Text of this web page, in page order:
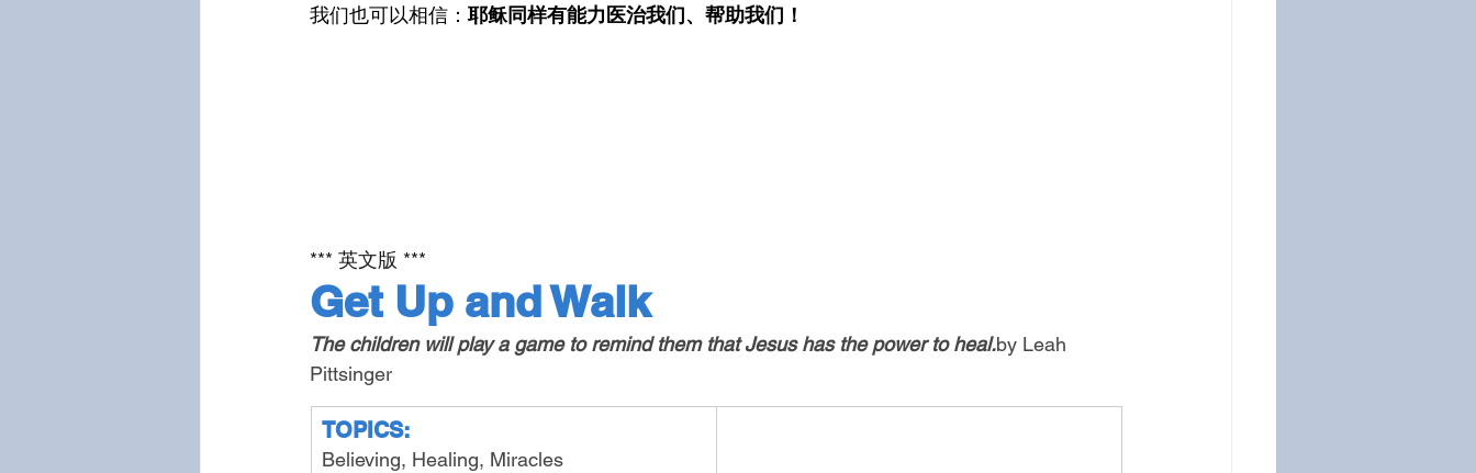
我们也可以相信：耶稣同样有能力医治我们、帮助我们！
*** 英文版 ***
Get Up and Walk
The children will play a game to remind them that Jesus has the power to heal.by Leah
Pittsinger
TOPICS:
Believing, Healing, Miracles